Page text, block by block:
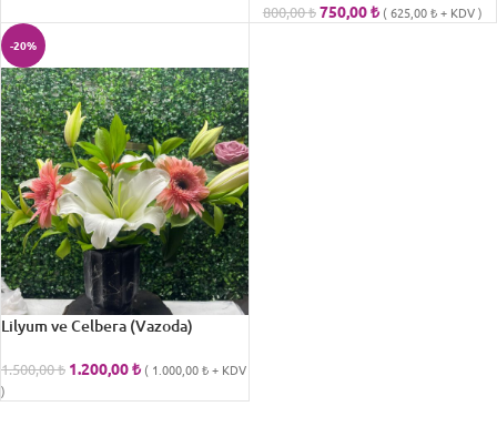
800,00₺750,00₺ (625,00₺+ KDV )
-20%
Lilyum ve Celbera (Vazoda)
1.500,00₺ 1.200,00₺ ( 1.000,00₺+ KDV
)